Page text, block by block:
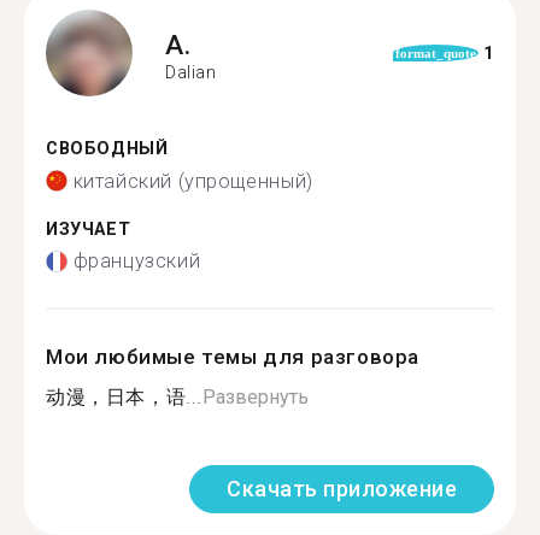
A.
Dalian
format_quote 1
СВОБОДНЫЙ
китайский (упрощенный)
ИЗУЧАЕТ
французский
Мои любимые темы для разговора
动漫，日本，语...Развернуть
Скачать приложение